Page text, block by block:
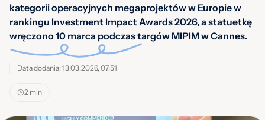
kategorii operacyjnych megaprojektów w Europie w
rankingu Investment Impact Awards 2026, a statuetkę
wręczono 10 marca podczas targów MIPIM w Cannes.
Data dodania: 13.03.2026, 07:51
2 min